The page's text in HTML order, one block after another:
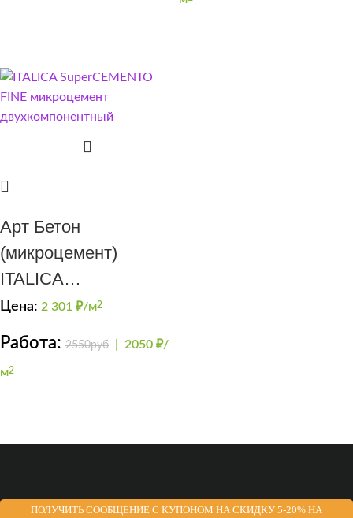
Арт Бетон
(микроцемент)
ITALICA
SuperCEMENTO для
санузлов
Цена: 2 301 ₽/м2
Работа: 2550руб 2050 ₽/
м2
ПОЛУЧИТЬ СООБЩЕНИЕ С КУПОНОМ НА СКИДКУ 5-20% НА